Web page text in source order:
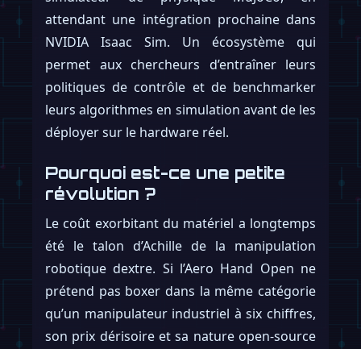
attendant une intégration prochaine dans
NVIDIA Isaac Sim. Un écosystème qui
permet aux chercheurs d’entraîner leurs
politiques de contrôle et de benchmarker
leurs algorithmes en simulation avant de les
déployer sur le hardware réel.
Pourquoi est-ce une petite
révolution ?
Le coût exorbitant du matériel a longtemps
été le talon d’Achille de la manipulation
robotique dextre. Si l’Aero Hand Open ne
prétend pas boxer dans la même catégorie
qu’un manipulateur industriel à six chiffres,
son prix dérisoire et sa nature open-source